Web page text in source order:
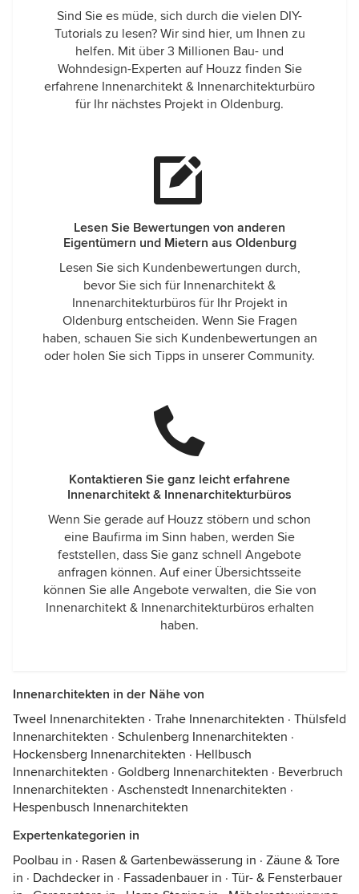
Sind Sie es müde, sich durch die vielen DIY-
Tutorials zu lesen? Wir sind hier, um Ihnen zu
helfen. Mit über 3 Millionen Bau- und
Wohndesign-Experten auf Houzz finden Sie
erfahrene Innenarchitekt & Innenarchitekturbüro
für Ihr nächstes Projekt in Oldenburg.
Lesen Sie Bewertungen von anderen
Eigentümern und Mietern aus Oldenburg
Lesen Sie sich Kundenbewertungen durch,
bevor Sie sich für Innenarchitekt &
Innenarchitekturbüros für Ihr Projekt in
Oldenburg entscheiden. Wenn Sie Fragen
haben, schauen Sie sich Kundenbewertungen an
oder holen Sie sich Tipps in unserer Community.
Kontaktieren Sie ganz leicht erfahrene
Innenarchitekt & Innenarchitekturbüros
Wenn Sie gerade auf Houzz stöbern und schon
eine Baufirma im Sinn haben, werden Sie
feststellen, dass Sie ganz schnell Angebote
anfragen können. Auf einer Übersichtsseite
können Sie alle Angebote verwalten, die Sie von
Innenarchitekt & Innenarchitekturbüros erhalten
haben.
Innenarchitekten in der Nähe von
Tweel Innenarchitekten · Trahe Innenarchitekten · Thülsfeld
Innenarchitekten · Schulenberg Innenarchitekten ·
Hockensberg Innenarchitekten · Hellbusch
Innenarchitekten · Goldberg Innenarchitekten · Beverbruch
Innenarchitekten · Aschenstedt Innenarchitekten ·
Hespenbusch Innenarchitekten
Expertenkategorien in
Poolbau in · Rasen & Gartenbewässerung in · Zäune & Tore
in · Dachdecker in · Fassadenbauer in · Tür- & Fensterbauer